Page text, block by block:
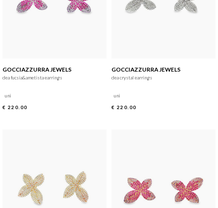
GOCCIAZZURRA JEWELS
dea fucsia&ametista earrings
uni
€ 220.00
GOCCIAZZURRA JEWELS
dea crystal earrings
uni
€ 220.00